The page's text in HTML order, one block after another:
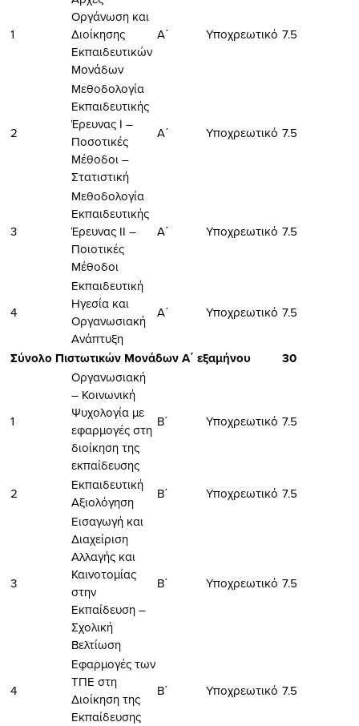
1
Οργάνωση και
Διοίκησης
Εκπαιδευτικών
Μονάδων
Α΄ Υποχρεωτικό 7.5
2
Μεθοδολογία
Εκπαιδευτικής
Έρευνας Ι –
Ποσοτικές
Μέθοδοι –
Στατιστική
Α΄ Υποχρεωτικό 7.5
3
Μεθοδολογία
Εκπαιδευτικής
Έρευνας ΙΙ –
Ποιοτικές
Μέθοδοι
Α΄ Υποχρεωτικό 7.5
4
Εκπαιδευτική
Ηγεσία και
Οργανωσιακή
Ανάπτυξη
Α΄ Υποχρεωτικό 7.5
Σύνολο Πιστωτικών Μονάδων Α΄ εξαμήνου 30
1
Οργανωσιακή
– Κοινωνική
Ψυχολογία με
εφαρμογές στη
διοίκηση της
εκπαίδευσης
Β΄ Υποχρεωτικό 7.5
2
Εκπαιδευτική
Αξιολόγηση
Β΄ Υποχρεωτικό 7.5
3
Εισαγωγή και
Διαχείριση
Αλλαγής και
Καινοτομίας
στην
Εκπαίδευση –
Σχολική
Βελτίωση
Β΄ Υποχρεωτικό 7.5
4
Εφαρμογές των
ΤΠΕ στη
Διοίκηση της
Εκπαίδευσης
Β΄ Υποχρεωτικό 7.5